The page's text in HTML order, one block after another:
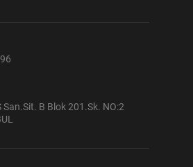
San.Sit. B Blok 201.Sk. NO:2